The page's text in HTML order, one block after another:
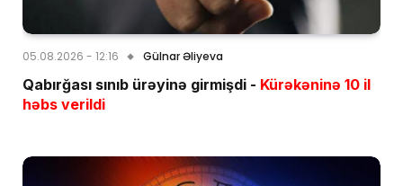
05.08.2026 - 12:16 Gülnar Əliyeva
Qabırğası sınıb ürəyinə girmişdi - Kürəkəninə 10 il
həbs verildi